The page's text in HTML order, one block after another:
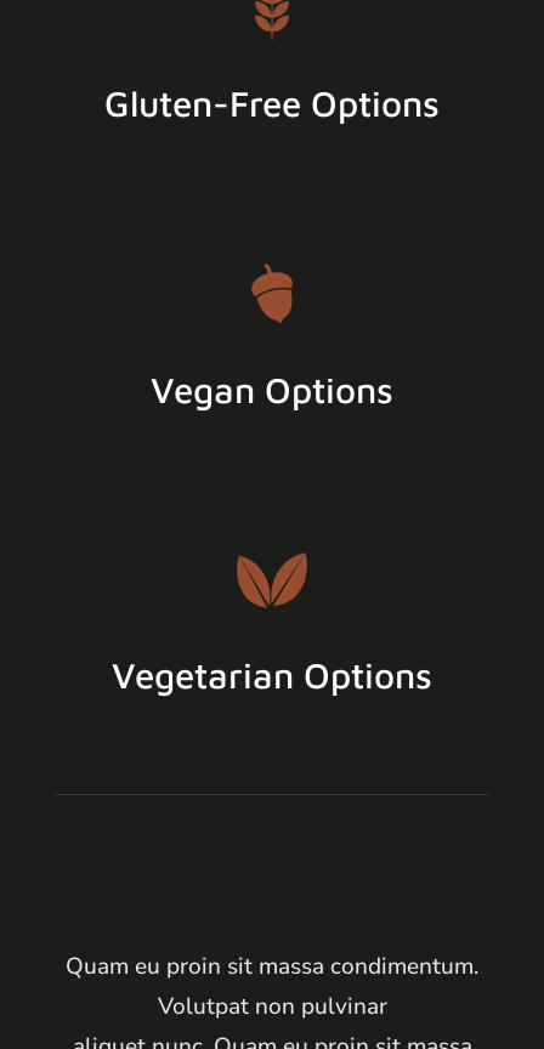
Gluten-Free Options
Vegan Options
Vegetarian Options
Quam eu proin sit massa condimentum.
Volutpat non pulvinar